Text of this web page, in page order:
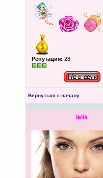
Репутация: 28
Вернуться к началу
lelik